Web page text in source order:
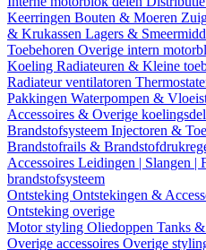
Keerringen Bouten & Moeren
& Krukassen Lagers &
Toebehoren Overige intern
Koeling Radiateuren & Kleine
Radiateur ventilatoren
Pakkingen Waterpompen &
Accessoires & Overige
Brandstofsysteem Injectoren &
Brandstofrails &
Accessoires Leidingen | Slangen |
brandstofsysteem
Ontsteking Ontstekingen &
Ontsteking overige
Motor styling Oliedoppen Tanks
Overige accessoires Overige